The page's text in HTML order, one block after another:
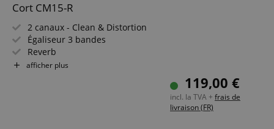
Cort CM15-R
2 canaux - Clean & Distortion
Égaliseur 3 bandes
Reverb
Puissance de 15 watts (RMS)
afficher plus
119,00 €
incl. la TVA + frais de
livraison (FR)